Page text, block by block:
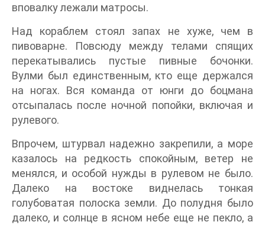
вповалку лежали матросы.
Над кораблем стоял запах не хуже, чем в
пивоварне. Повсюду между телами спящих
перекатывались пустые пивные бочонки.
Вулми был единственным, кто еще держался
на ногах. Вся команда от юнги до боцмана
отсыпалась после ночной попойки, включая и
рулевого.
Впрочем, штурвал надежно закрепили, а море
казалось на редкость спокойным, ветер не
менялся, и особой нужды в рулевом не было.
Далеко на востоке виднелась тонкая
голубоватая полоска земли. До полудня было
далеко, и солнце в ясном небе еще не пекло, а